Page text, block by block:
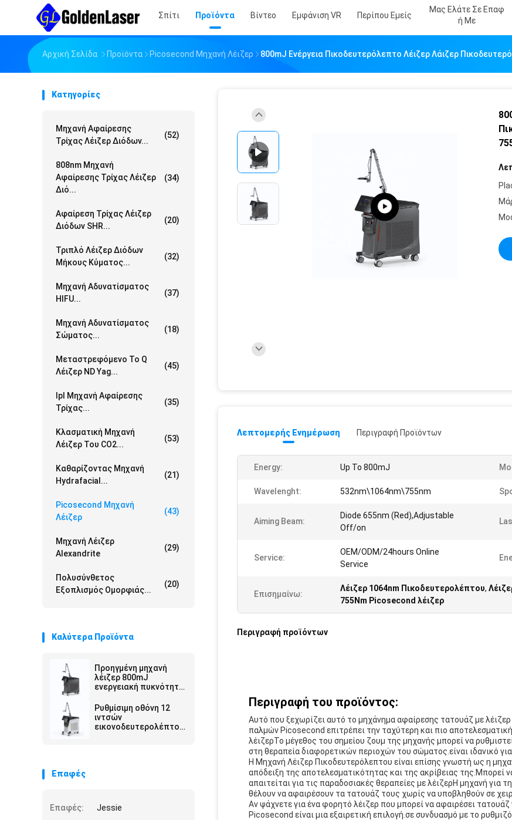
Σπίτι Προϊόντα Βίντεο Εμφάνιση VR Περίπου Εμείς
Μας Ελάτε Σε Επαφ
Ή Με
Αρχική Σελίδα Προϊόντα Picosecond Μηχανή Λέιζερ 800mJ Ενέργεια Πικοδευτερόλεπτο Λέιζερ Λάιζερ
Κατηγορίες
Μηχανή Αφαίρεσης
Τρίχας Λέιζερ Διόδων...
(52)
808nm Μηχανή
Αφαίρεσης Τρίχας Λέιζερ
Διό...
(34)
Αφαίρεση Τρίχας Λέιζερ
Διόδων SHR...
(20)
Τριπλό Λέιζερ Διόδων
Μήκους Κύματος...
(32)
Μηχανή Αδυνατίσματος
HIFU...
(37)
Μηχανή Αδυνατίσματος
Σώματος...
(18)
Μεταστρεφόμενο Το Q
Λέιζερ ND Yag...
(45)
Ipl Μηχανή Αφαίρεσης
Τρίχας...
(35)
Κλασματική Μηχανή
Λέιζερ Του CO2...
(53)
Καθαρίζοντας Μηχανή
Hydrafacial...
(21)
Picosecond Μηχανή
Λέιζερ
(43)
Μηχανή Λέιζερ
Alexandrite
(29)
Πολυσύνθετος
Εξοπλισμός Ομορφιάς...
(20)
Καλύτερα Προϊόντα
Προηγμένη μηχανή
λέιζερ 800mJ
ενεργειακή πυκνότητα
στόχευσης
Ρυθμίσιμη οθόνη 12
ιντσών
εικονοδευτερολέπτου
Επαφές
Επαφές: Jessie
Λεπτομερής Ενημέρωση Περιγραφή Προϊόντων
Energy: Up To 800mJ
Wavelenght: 532nm\1064nm\755nm
Aiming Beam:
Diode 655nm (Red),Adjustable
Off/on
Service:
OEM/ODM/24hours Online
Service
Επισημαίνω:
Λέιζερ 1064nm Πικοδευτερολέπτου,
755Nm Picosecond λέιζερ
Περιγραφή προϊόντων
Περιγραφή του προϊόντος:
Αυτό που ξεχωρίζει αυτό το μηχάνημα αφαίρεσης τατουάζ με
παλμών Picosecond επιτρέπει την ταχύτερη και πιο
λέιζερΤο μέγεθος του σημείου ζουμ της μηχανής μπορεί να
στη θεραπεία διαφορετικών περιοχών του σώματος.είναι ιδανικό
Η Μηχανή Λέιζερ Πικοδευτερόλεπτου είναι επίσης γνωστή ως η
απόδειξη της αποτελεσματικότητας και της ακρίβειας της.Μπορεί
απαιτείται για τις παραδοσιακές θεραπείες με λέιζερΗ μηχανή για
θέλουν να αφαιρέσουν τα τατουάζ τους χωρίς να υποβληθούν σε
Αν ψάχνετε για ένα φορητό λέιζερ που μπορεί να αφαιρέσει
Picosecond είναι μια εξαιρετική επιλογή.σε συνδυασμό με το